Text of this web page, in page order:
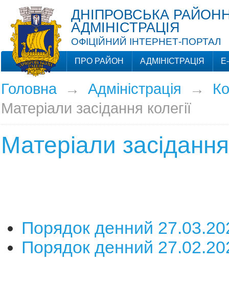
ДНІПРОВСЬКА
АДМІНІСТРАЦІЯ
ОФІЦІЙНИЙ ІНТЕРНЕТ-ПОРТАЛ
ПРО РАЙОН АДМІНІСТРАЦІЯ
Головна→ Адміністрація →
Матеріали засідання колегії
Матеріали засідання
Порядок денний
Порядок денний